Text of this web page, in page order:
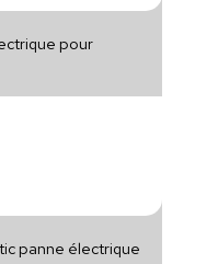
pour
panne électrique